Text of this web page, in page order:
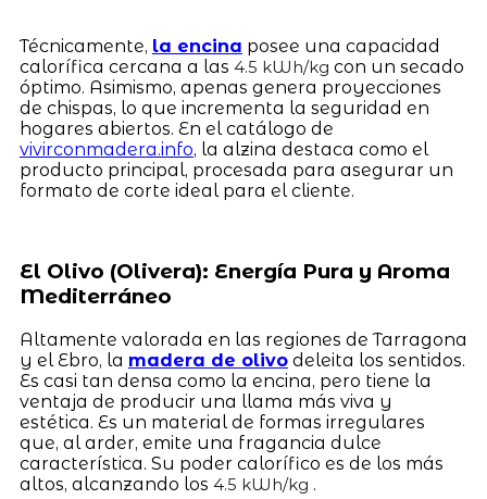
Técnicamente, la encina posee una capacidad
calorífica cercana a las 4.5 kWh/kg con un secado
óptimo. Asimismo, apenas genera proyecciones
de chispas, lo que incrementa la seguridad en
hogares abiertos. En el catálogo de
vivirconmadera.info, la alzina destaca como el
producto principal, procesada para asegurar un
formato de corte ideal para el cliente.
El Olivo (Olivera): Energía Pura y Aroma
Mediterráneo
Altamente valorada en las regiones de Tarragona
y el Ebro, la madera de olivodeleita los sentidos.
Es casi tan densa como la encina, pero tiene la
ventaja de producir una llama más viva y
estética. Es un material de formas irregulares
que, al arder, emite una fragancia dulce
característica. Su poder calorífico es de los más
altos, alcanzando los 4.5 kWh/kg .